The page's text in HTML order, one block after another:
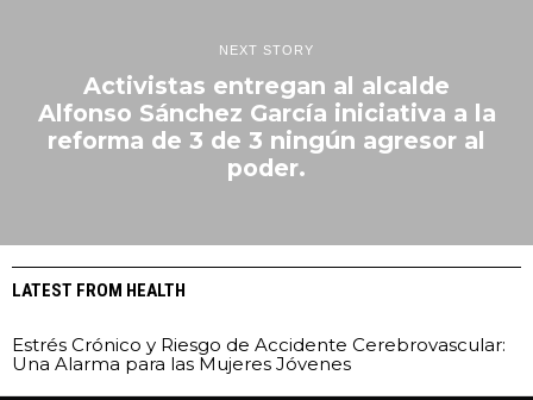
NEXT STORY
Activistas entregan al alcalde
Alfonso Sánchez García iniciativa a la
reforma de 3 de 3 ningún agresor al
poder.
LATEST FROM HEALTH
Estrés Crónico y Riesgo de Accidente Cerebrovascular:
Una Alarma para las Mujeres Jóvenes